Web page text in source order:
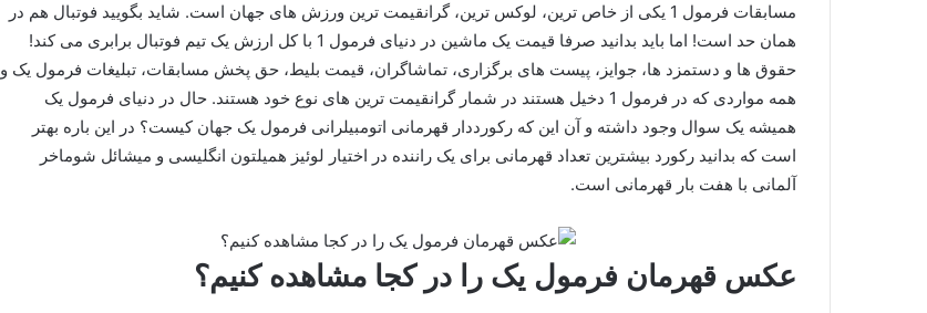
مسابقات فرمول 1 یکی از خاص‌ ترین، لوکس‌ ترین، گرانقیمت‌ ترین ورزش‌ های جهان است. شاید بگویید فوتبال هم در
همان حد است! اما باید بدانید صرفا قیمت یک ماشین در دنیای فرمول 1 با کل ارزش یک تیم فوتبال برابری می‌ کند!
حقوق‌ ها و دستمزد ها، جوایز، پیست‌ های برگزاری، تماشاگران،‌ قیمت بلیط، حق پخش مسابقات، تبلیغات فرمول یک و
همه مواردی که در فرمول 1 دخیل هستند در شمار گرانقیمت‌ ترین‌ های نوع خود هستند. حال در دنیای فرمول یک
همیشه یک سوال وجود داشته و آن این که رکورددار قهرمانی اتومبیلرانی فرمول یک جهان کیست؟ در این باره بهتر
است که بدانید رکورد بیشترین تعداد قهرمانی برای یک راننده در اختیار لوئیز همیلتون انگلیسی و میشائل شوماخر
آلمانی با هفت بار قهرمانی است.
عکس قهرمان فرمول یک را در کجا مشاهده کنیم؟